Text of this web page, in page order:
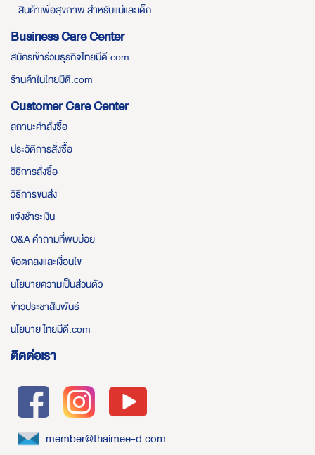
สินค้าเพื่อสุขภาพ สำหรับแม่และเด็ก
Business Care Center
สมัครเข้าร่วมธุรกิจไทยมีดี.com
ร้านค้าในไทยมีดี.com
Customer Care Center
สถานะคำสั่งซื้อ
ประวัติการสั่งซื้อ
วิธีการสั่งซื้อ
วิธีการขนส่ง
แจ้งชำระเงิน
Q&A คำถามที่พบบ่อย
ข้อตกลงและเงื่อนไข
นโยบายความเป็นส่วนตัว
ข่าวประชาสัมพันธ์
นโยบาย ไทยมีดี.com
ติดต่อเรา
member@thaimee-d.com